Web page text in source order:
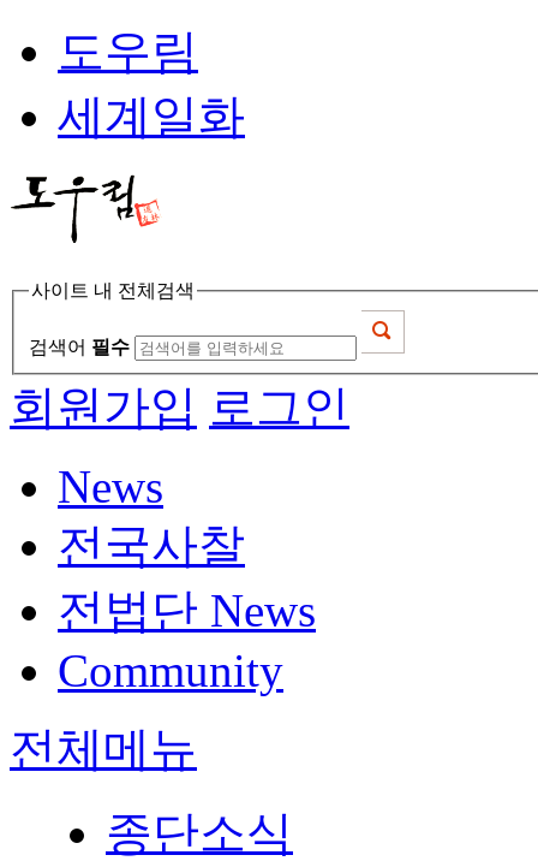
도우림
세계일화
사이트 내 전체검색
검색어 필수
회원가입 로그인
News
전국사찰
전법단 News
Community
전체메뉴
종단소식